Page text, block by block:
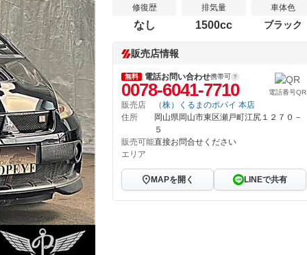
修復歴
なし
排気量
1500cc
車体色
ブラック
販売店情報
無料 電話お問い合わせ携帯可
0078-6041-7710 電話番号QR
販売店
（株）くるまのポパイ 本店
住所
岡山県岡山市東区瀬戸町江尻１２７０－
５
販売可能
エリア
直接お問合せください
MAPを開く LINEで共有